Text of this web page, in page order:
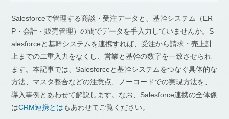
Salesforceで管理する商談・受注データと、基幹システム（ER
P・会計・販売管理）の間でデータを手入力していませんか。S
alesforceと基幹システムを連携すれば、受注から請求・売上計
上までの二重入力をなくし、営業と基幹の数字を一致させられ
ます。本記事では、Salesforceと基幹システムをつなぐ具体的な
方法、マスタ整合などの注意点、ノーコードでの実現方法を、
導入事例とあわせて解説します。なお、Salesforce連携の全体像
はCRM連携とはもあわせてご覧ください。